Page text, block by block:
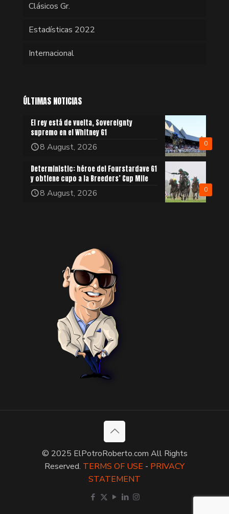
Clásicos Gr.
Estadísticas 2022
Internacional
ÚLTIMAS NOTICIAS
0
El rey está de vuelta, Sovereignty
supremo en el Whitney G1
8 August, 2026
0
Deterministic: héroe del Fourstardave G1
y obtiene cupo a la Breeders’ Cup Mile
8 August, 2026
© 2025 ElPotroRoberto.com All Rights
Reserved. TERMS OF USE - PRIVACY
STATEMENT